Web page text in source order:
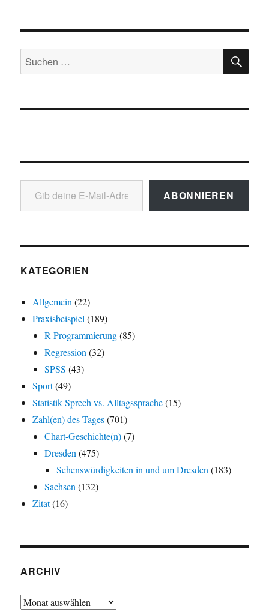
Suchen
nach:
Gib deine E-Mail-Adresse ein ...
ABONNIEREN
KATEGORIEN
Allgemein (22)
Praxisbeispiel (189)
R-Programmierung(85)
Regression (32)
SPSS (43)
Sport(49)
Statistik-Sprech vs. Alltagssprache(15)
Zahl(en) des Tages(701)
Chart-Geschichte(n)(7)
Dresden (475)
Sehenswürdigkeiten in und um Dresden (183)
Sachsen (132)
Zitat(16)
ARCHIV
Archiv